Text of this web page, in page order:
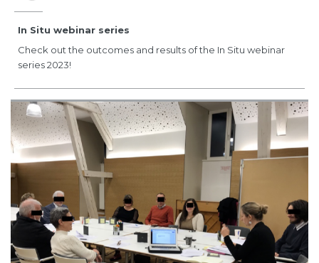
In Situ webinar series
Check out the outcomes and results of the In Situ webinar
series 2023!